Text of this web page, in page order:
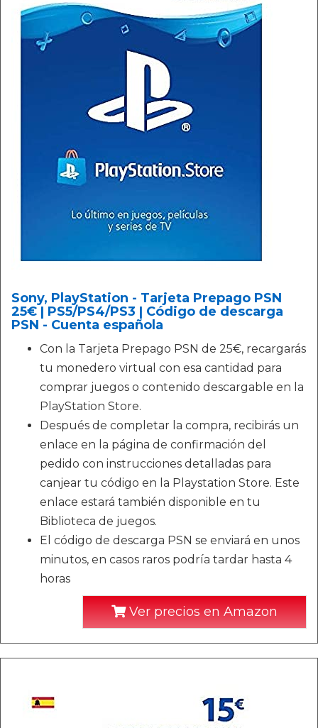
Sony, PlayStation - Tarjeta Prepago PSN
25€ | PS5/PS4/PS3 | Código de descarga
PSN - Cuenta española
Con la Tarjeta Prepago PSN de 25€, recargarás
tu monedero virtual con esa cantidad para
comprar juegos o contenido descargable en la
PlayStation Store.
Después de completar la compra, recibirás un
enlace en la página de confirmación del
pedido con instrucciones detalladas para
canjear tu código en la Playstation Store. Este
enlace estará también disponible en tu
Biblioteca de juegos.
El código de descarga PSN se enviará en unos
minutos, en casos raros podría tardar hasta 4
horas
Ver precios en Amazon